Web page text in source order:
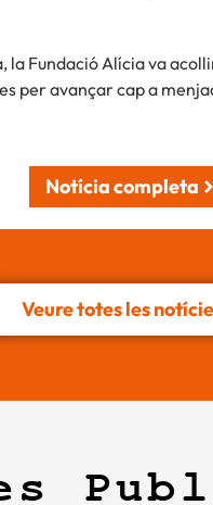
Fundació Alícia va
per avançar cap a
Notícia completa
Veure totes les